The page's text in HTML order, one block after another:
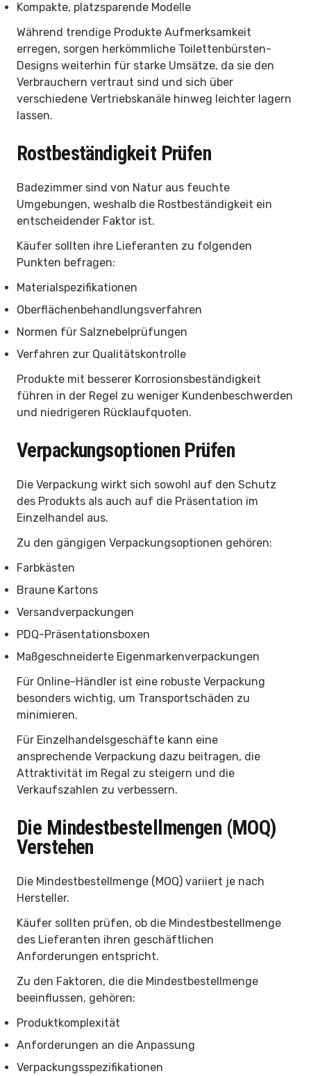
Kompakte, platzsparende Modelle
Während trendige Produkte Aufmerksamkeit
erregen, sorgen herkömmliche Toilettenbürsten-
Designs weiterhin für starke Umsätze, da sie den
Verbrauchern vertraut sind und sich über
verschiedene Vertriebskanäle hinweg leichter lagern
lassen.
Rostbeständigkeit Prüfen
Badezimmer sind von Natur aus feuchte
Umgebungen, weshalb die Rostbeständigkeit ein
entscheidender Faktor ist.
Käufer sollten ihre Lieferanten zu folgenden
Punkten befragen:
Materialspezifikationen
Oberflächenbehandlungsverfahren
Normen für Salznebelprüfungen
Verfahren zur Qualitätskontrolle
Produkte mit besserer Korrosionsbeständigkeit
führen in der Regel zu weniger Kundenbeschwerden
und niedrigeren Rücklaufquoten.
Verpackungsoptionen Prüfen
Die Verpackung wirkt sich sowohl auf den Schutz
des Produkts als auch auf die Präsentation im
Einzelhandel aus.
Zu den gängigen Verpackungsoptionen gehören:
Farbkästen
Braune Kartons
Versandverpackungen
PDQ-Präsentationsboxen
Maßgeschneiderte Eigenmarkenverpackungen
Für Online-Händler ist eine robuste Verpackung
besonders wichtig, um Transportschäden zu
minimieren.
Für Einzelhandelsgeschäfte kann eine
ansprechende Verpackung dazu beitragen, die
Attraktivität im Regal zu steigern und die
Verkaufszahlen zu verbessern.
Die Mindestbestellmengen (MOQ)
Verstehen
Die Mindestbestellmenge (MOQ) variiert je nach
Hersteller.
Käufer sollten prüfen, ob die Mindestbestellmenge
des Lieferanten ihren geschäftlichen
Anforderungen entspricht.
Zu den Faktoren, die die Mindestbestellmenge
beeinflussen, gehören:
Produktkomplexität
Anforderungen an die Anpassung
Verpackungsspezifikationen